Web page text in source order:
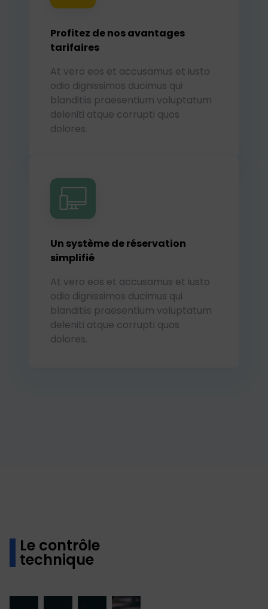
Profitez de nos avantages
tarifaires
At vero eos et accusamus et iusto
odio dignissimos ducimus qui
blanditiis praesentium voluptatum
deleniti atque corrupti quos
dolores.
Un système de réservation
simplifié
At vero eos et accusamus et iusto
odio dignissimos ducimus qui
blanditiis praesentium voluptatum
deleniti atque corrupti quos
dolores.
Le contrôle
technique